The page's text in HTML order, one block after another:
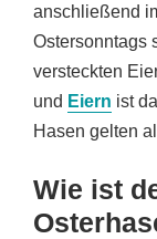
anschließend
Ostersonntags
versteckten
und Eiern ist
Hasen gelten
Wie ist